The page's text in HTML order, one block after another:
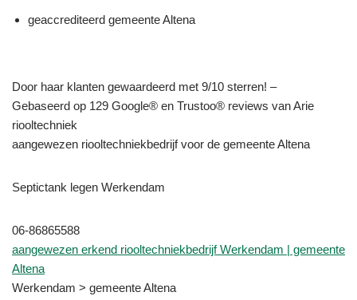
geaccrediteerd gemeente Altena
Door haar klanten gewaardeerd met 9/10 sterren! –
Gebaseerd op 129 Google® en Trustoo® reviews van Arie
riooltechniek
aangewezen riooltechniekbedrijf voor de gemeente Altena
Septictank legen Werkendam
06-86865588
aangewezen erkend riooltechniekbedrijf Werkendam | gemeente
Altena
Werkendam > gemeente Altena